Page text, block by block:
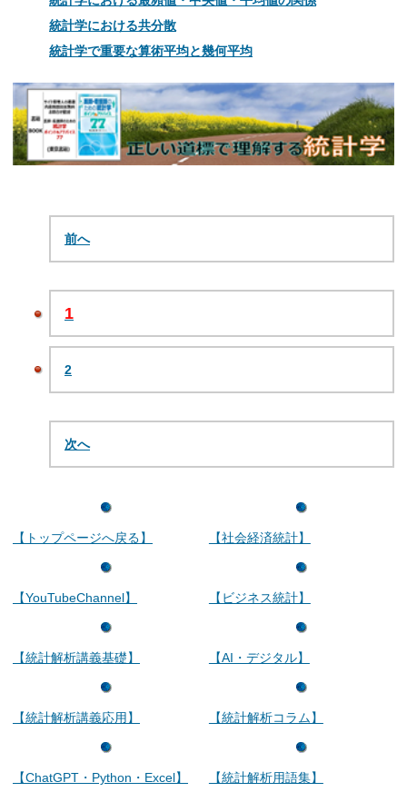
統計学における共分散
統計学で重要な算術平均と幾何平均
前へ
1
2
次へ
【トップページへ戻る】
【YouTubeChannel】
【統計解析講義基礎】
【統計解析講義応用】
【ChatGPT・Python・Excel】
【社会経済統計】
【ビジネス統計】
【AI・デジタル】
【統計解析コラム】
【統計解析用語集】